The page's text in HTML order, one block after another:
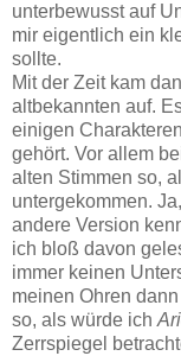
unterbewusst auf
mir eigentlich ein
sollte.
Mit der Zeit kam
altbekannten auf.
einigen
gehört. Vor allem
alten Stimmen so,
untergekommen.
andere Version
ich bloß davon
immer keinen
meinen Ohren
so, als würde ich
Zerrspiegel